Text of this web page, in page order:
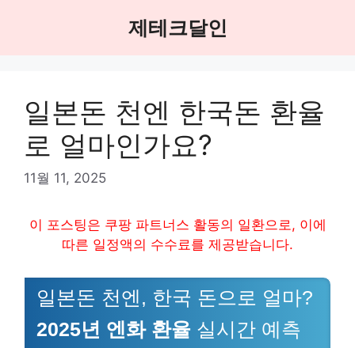
제테크달인
일본돈 천엔 한국돈 환율
로 얼마인가요?
11월 11, 2025
이 포스팅은 쿠팡 파트너스 활동의 일환으로, 이에
따른 일정액의 수수료를 제공받습니다.
일본돈 천엔, 한국 돈으로 얼마?
2025년 엔화 환율 실시간 예측